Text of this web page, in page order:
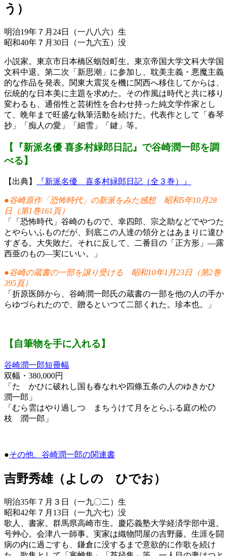
う）
明治19年７月24日（一八八六）生
昭和40年７月30日（一九六五）没
小説家。東京市日本橋区蛎殻町生。東京帝国大学文科大学国
文科中退。第二次「新思潮」に参加し、耽美主義・悪魔主義
的な作品を発表。関東大震災を機に関西へ移住してからは、
伝統的な日本美に主題を求めた。その作風は時代と共に移り
変わるも、通俗性と芸術性を合わせ持った純文学作家とし
て、晩年まで旺盛な執筆活動を続けた。代表作として「春琴
抄」「痴人の愛」「細雪」「鍵」等。
【『新派名優 喜多村緑郎日記』で谷崎潤一郎を調
べる】
【出典】 『新派名優 喜多村緑郎日記（全３巻）』
●谷崎原作「恐怖時代」の新派をみた感想 昭和5年10月28
日（第1巻161頁）
「「恐怖時代」谷崎のもので、幸四郎、宗之助などでやつた
とやらいふものだが、到底この人達の領分とはあまりに違ひ
すぎる。大失敗だ。それに反して、二番目の「正方形」―露
西亜のもの―実にいい。」
●谷崎の蔵書の一部を譲り受ける 昭和10年1月23日（第2巻
395頁）
「折原医師から、谷崎潤一郎氏の蔵書の一部を他の人の手か
らゆづられたので、贈るといつて二部くれた。珍本也。」
【自筆物を手に入れる】
谷崎潤一郎短冊幅
双幅・380,000円
「たゝかひに破れし国も春なれや四條五条の人のゆきかひ
潤一郎」
「むら雲はやり過しつゝまちうけて月をとらふる庭の松の
枝 潤一郎」
●その他、谷崎潤一郎の関連書
吉野秀雄（よしの ひでお）
明治35年７月３日（一九〇二）生
昭和42年７月13日（一九六七）没
歌人、書家。群馬県高崎市生。慶応義塾大学経済学部中退。
号艸心。会津八一師事。実家は織物問屋の吉野藤。生涯を闘
病の内に過ごすも、鎌倉に没するまで意欲的に作歌を続け